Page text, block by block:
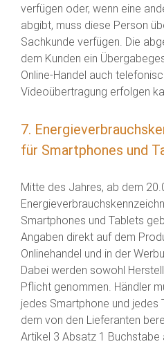
verfügen oder, wenn eine
abgibt, muss diese Person
Sachkunde verfügen. Die
dem Kunden ein
Online-Handel auch
Videoübertragung erfolgen
7.
für Smartphones und
Mitte des Jahres, ab dem
Smartphones und Tablets
Angaben direkt auf dem
Onlinehandel und in der
Dabei werden sowohl
Pflicht genommen. Händler
jedes Smartphone und
dem von den Lieferanten
Artikel 3 Absatz 1 Buchstabe